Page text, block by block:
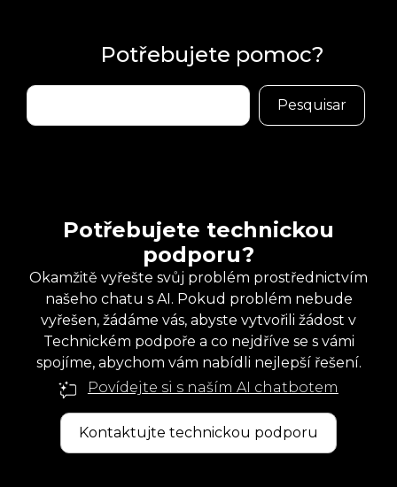
Potřebujete pomoc?
Buscar
Pesquisar
Potřebujete technickou
podporu?
Okamžitě vyřešte svůj problém prostřednictvím
našeho chatu s AI. Pokud problém nebude
vyřešen, žádáme vás, abyste vytvořili žádost v
Technickém podpoře a co nejdříve se s vámi
spojíme, abychom vám nabídli nejlepší řešení.
Povídejte si s naším AI chatbotem
Kontaktujte technickou podporu